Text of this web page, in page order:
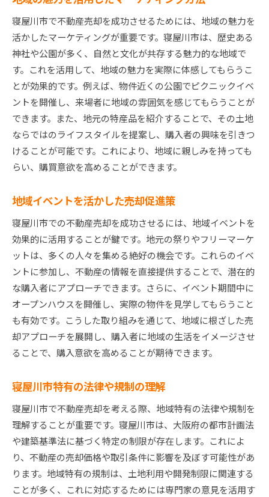
寝屋川市で不動産売却を成功させるためには、地域の魅力を
活かしたマーケティングが重要です。寝屋川市は、歴史ある
神社や公園が多く、自然と文化が共存する魅力的な地域で
す。これを活用して、地域の魅力を実際に体感してもらうこ
とが効果的です。例えば、物件近くの公園でピクニックイベ
ントを開催し、来場者に地域の雰囲気を感じてもらうことが
できます。また、地元の特産品を紹介することで、その土地
ならではのライフスタイルを提案し、購入者の興味を引きつ
けることが可能です。これにより、地域に親しみを持っても
らい、購買意欲を高めることができます。
地域イベントを活かした売却促進策
寝屋川市での不動産売却を成功させるには、地域イベントを
効果的に活用することが鍵です。地元の祭りやフリーマーケ
ットは、多くの人々を集める絶好の機会です。これらのイベ
ントに参加し、不動産の情報を直接提供することで、潜在的
な購入者にアプローチできます。さらに、イベント期間中に
オープンハウスを開催し、実際の物件を見学してもらうこと
も有効です。こうした取り組みを通じて、地域に根ざした売
却アプローチを展開し、購入者に地域の生活をイメージさせ
ることで、購入意欲を高めることが期待できます。
寝屋川市特有の法律や規制の理解
寝屋川市で不動産売却を考える際、地域特有の法律や規制を
理解することが重要です。寝屋川市は、大阪府の都市計画法
や建築基準法に基づく特定の制限が存在します。これによ
り、不動産の売却価格や取引条件に影響を及ぼす可能性があ
ります。地域特有の規制は、土地利用や開発制限に関連する
ことが多く、これに対応するためには専門家の意見を活用す